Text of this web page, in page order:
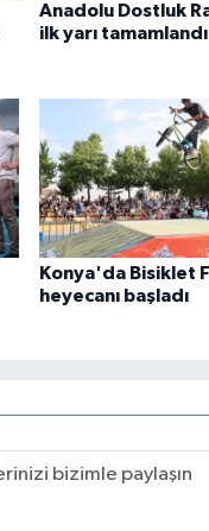
Anadolu Dostluk
ilk yarı tamamlandı
Konya'da Bisiklet
heyecanı başladı